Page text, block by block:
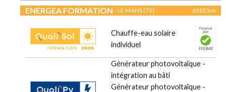
ENERGEA FORMATION - LE MANS (72) 6585 km
Chauffe-eau solaire
individuel
Générateur photovoltaïque -
intégration au bâti
Générateur photovoltaïque -